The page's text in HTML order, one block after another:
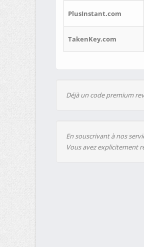
PlusInstant.com
TakenKey.com
Déjà un code premium
En souscrivant à nos
Vous avez explicitement